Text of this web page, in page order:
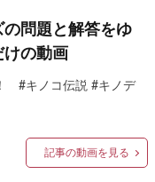
の問題と解答をゆ
けの動画
#キノコ伝説 #キノデ
記事の動画を見る